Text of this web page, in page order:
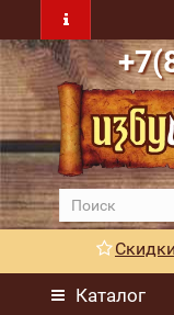
Скидки
Каталог